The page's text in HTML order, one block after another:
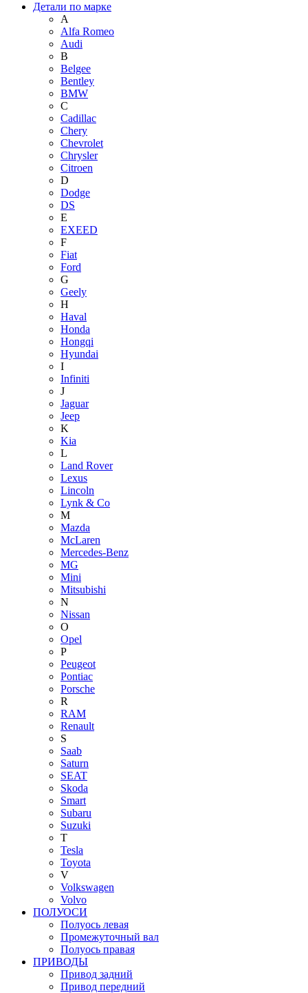
Детали по марке
A
Alfa Romeo
Audi
B
Belgee
Bentley
BMW
C
Cadillac
Chery
Chevrolet
Chrysler
Citroen
D
Dodge
DS
E
EXEED
F
Fiat
Ford
G
Geely
H
Haval
Honda
Hongqi
Hyundai
I
Infiniti
J
Jaguar
Jeep
K
Kia
L
Land Rover
Lexus
Lincoln
Lynk & Co
M
Mazda
McLaren
Mercedes-Benz
MG
Mini
Mitsubishi
N
Nissan
O
Opel
P
Peugeot
Pontiac
Porsche
R
RAM
Renault
S
Saab
Saturn
SEAT
Skoda
Smart
Subaru
Suzuki
T
Tesla
Toyota
V
Volkswagen
Volvo
ПОЛУОСИ
Полуось левая
Промежуточный вал
Полуось правая
ПРИВОДЫ
Привод задний
Привод передний